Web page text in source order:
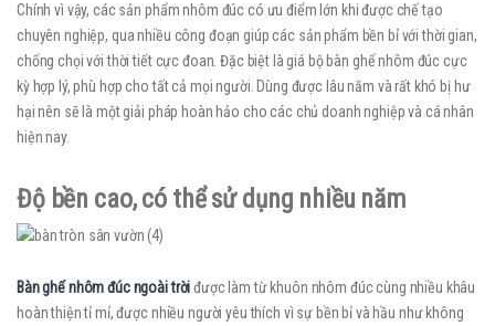
Chính vì vậy, các sản phẩm nhôm đúc có ưu điểm lớn khi được chế tạo
chuyên nghiệp, qua nhiều công đoạn giúp các sản phẩm bền bỉ với thời gian,
chống chọi với thời tiết cực đoan. Đặc biệt là giá bộ bàn ghế nhôm đúc cực
kỳ hợp lý, phù hợp cho tất cả mọi người. Dùng được lâu năm và rất khó bị hư
hại nên sẽ là một giải pháp hoàn hảo cho các chủ doanh nghiệp và cá nhân
hiện nay.
Độ bền cao, có thể sử dụng nhiều năm
Bàn ghế nhôm đúc ngoài trờiđược làm từ khuôn nhôm đúc cùng nhiều khâu
hoàn thiện tỉ mỉ, được nhiều người yêu thích vì sự bền bỉ và hầu như không